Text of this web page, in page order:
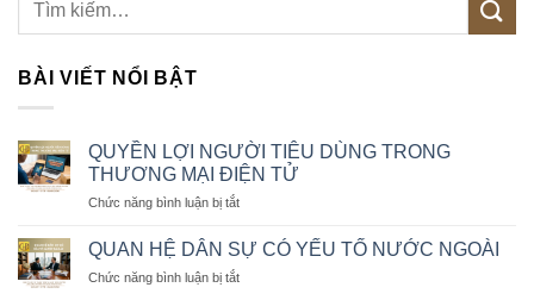
BÀI VIẾT NỔI BẬT
QUYỀN LỢI NGƯỜI TIÊU DÙNG TRONG
THƯƠNG MẠI ĐIỆN TỬ
Chức năng bình luận bị tắtở
LỢI
NGƯỜI
TIÊU
QUAN HỆ DÂN SỰ CÓ YẾU TỐ NƯỚC NGOÀI
Chức năng bình luận bị tắtở